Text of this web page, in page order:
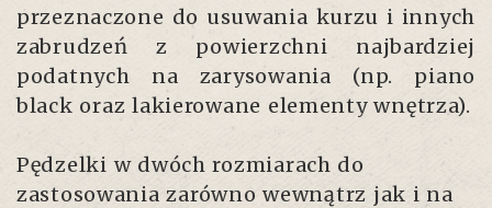
przeznaczone do usuwania kurzu i innych
zabrudzeń z powierzchni najbardziej
podatnych na zarysowania (np. piano
black oraz lakierowane elementy wnętrza).
Pędzelki w dwóch rozmiarach do
zastosowania zarówno wewnątrz jak i na